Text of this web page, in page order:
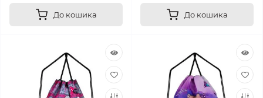
До кошика До кошика